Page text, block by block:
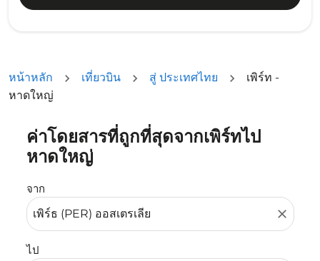
หน้าหลัก เที่ยวบิน สู่ ประเทศไทย
เพิร์ท -
หาดใหญ่
ค่าโดยสารที่ถูกที่สุดจากเพิร์ทไป
หาดใหญ่
จาก
close
ไป
ลองอัปเดตเส้นทางของคุณ (ต้นทางและ/หรือปลายทาง) หรื